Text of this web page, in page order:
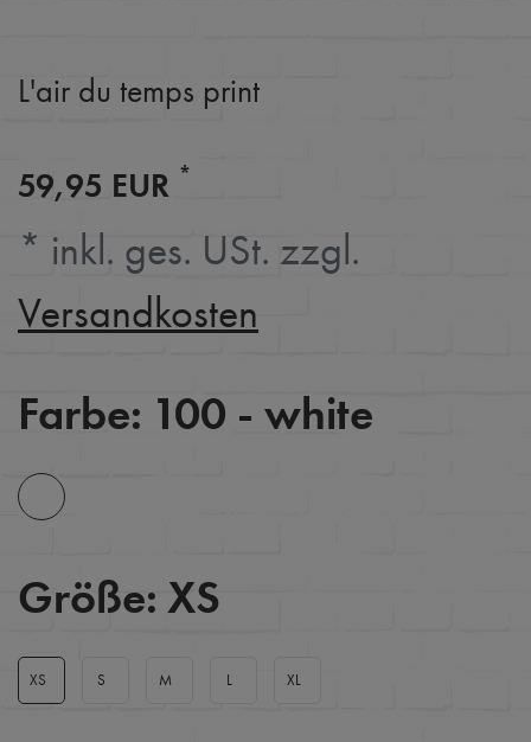
L'air du temps print
59,95 EUR *
* inkl. ges. USt. zzgl.
Versandkosten
Farbe: 100 - white
Größe: XS
XS S M L XL